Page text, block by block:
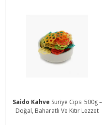
Saido Kahve Suriye Cipsi 500g –
Doğal, Baharatlı Ve Kıtır Lezzet